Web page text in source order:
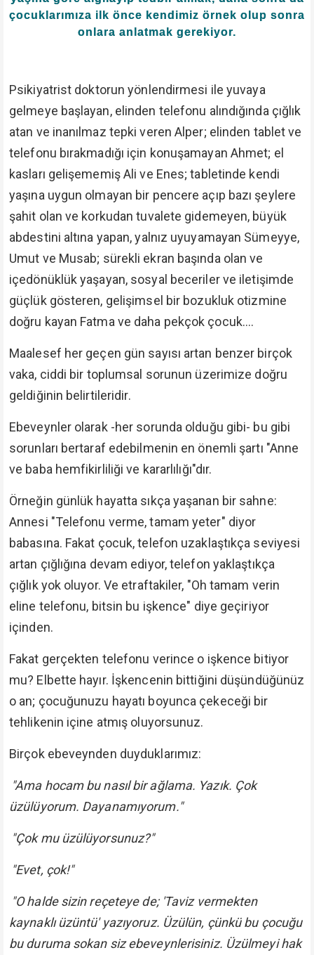
çocuklarımıza ilk önce kendimiz örnek olup sonra
onlara anlatmak gerekiyor.
Psikiyatrist doktorun yönlendirmesi ile yuvaya
gelmeye başlayan, elinden telefonu alındığında çığlık
atan ve inanılmaz tepki veren Alper; elinden tablet ve
telefonu bırakmadığı için konuşamayan Ahmet; el
kasları gelişememiş Ali ve Enes; tabletinde kendi
yaşına uygun olmayan bir pencere açıp bazı şeylere
şahit olan ve korkudan tuvalete gidemeyen, büyük
abdestini altına yapan, yalnız uyuyamayan Sümeyye,
Umut ve Musab; sürekli ekran başında olan ve
içedönüklük yaşayan, sosyal beceriler ve iletişimde
güçlük gösteren, gelişimsel bir bozukluk otizmine
doğru kayan Fatma ve daha pekçok çocuk….
Maalesef her geçen gün sayısı artan benzer birçok
vaka, ciddi bir toplumsal sorunun üzerimize doğru
geldiğinin belirtileridir.
Ebeveynler olarak -her sorunda olduğu gibi- bu gibi
sorunları bertaraf edebilmenin en önemli şartı "Anne
ve baba hemfikirliliği ve kararlılığı"dır.
Örneğin günlük hayatta sıkça yaşanan bir sahne:
Annesi "Telefonu verme, tamam yeter" diyor
babasına. Fakat çocuk, telefon uzaklaştıkça seviyesi
artan çığlığına devam ediyor, telefon yaklaştıkça
çığlık yok oluyor. Ve etraftakiler, "Oh tamam verin
eline telefonu, bitsin bu işkence" diye geçiriyor
içinden.
Fakat gerçekten telefonu verince o işkence bitiyor
mu? Elbette hayır. İşkencenin bittiğini düşündüğünüz
o an; çocuğunuzu hayatı boyunca çekeceği bir
tehlikenin içine atmış oluyorsunuz.
Birçok ebeveynden duyduklarımız:
"Ama hocam bu nasıl bir ağlama. Yazık. Çok
üzülüyorum. Dayanamıyorum."
"Çok mu üzülüyorsunuz?"
"Evet, çok!"
"O halde sizin reçeteye de; 'Taviz vermekten
kaynaklı üzüntü' yazıyoruz. Üzülün, çünkü bu çocuğu
bu duruma sokan siz ebeveynlerisiniz. Üzülmeyi hak